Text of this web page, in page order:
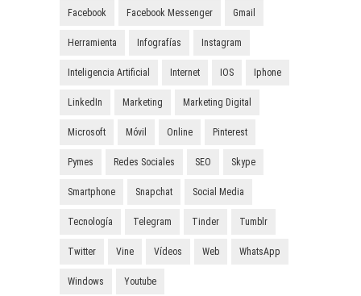
Facebook Facebook Messenger Gmail
Herramienta Infografías Instagram
Inteligencia Artificial Internet IOS Iphone
LinkedIn Marketing Marketing Digital
Microsoft Móvil Online Pinterest
Pymes Redes Sociales SEO Skype
Smartphone Snapchat Social Media
Tecnología Telegram Tinder Tumblr
Twitter Vine Vídeos Web WhatsApp
Windows Youtube